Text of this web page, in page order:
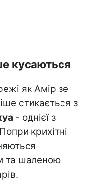
кусаються
як Амір зе
стикається з
- однієї з
крихітні
та шаленою